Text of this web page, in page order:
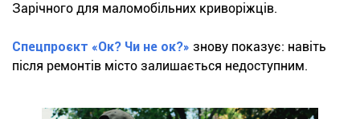
Зарічного для маломобільних криворіжців.
Спецпроєкт «Ок? Чи не ок?» знову показує: навіть
після ремонтів місто залишається недоступним.